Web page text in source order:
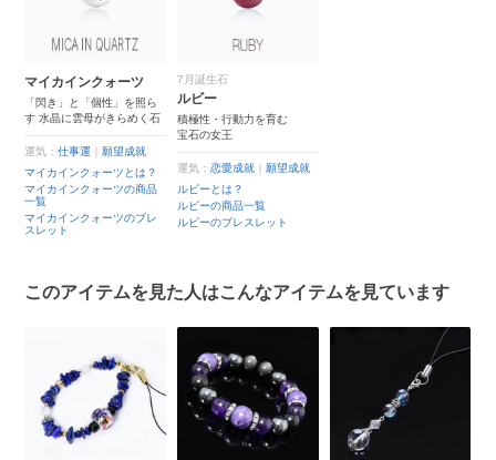
マイカインクォーツ
「閃き」と「個性」を照ら
す 水晶に雲母がきらめく石
運気：仕事運
願望成就
マイカインクォーツとは？
マイカインクォーツの商品
一覧
マイカインクォーツのブレ
スレット
7月誕生石
ルビー
積極性・行動力を育む
宝石の女王
運気：恋愛成就
願望成就
ルビーとは？
ルビーの商品一覧
ルビーのブレスレット
このアイテムを見た人はこんなアイテムを見ています